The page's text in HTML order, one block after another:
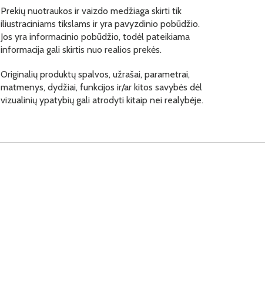
Prekių nuotraukos ir vaizdo medžiaga skirti tik
iliustraciniams tikslams ir yra pavyzdinio pobūdžio.
Jos yra informacinio pobūdžio, todėl pateikiama
informacija gali skirtis nuo realios prekės.
Originalių produktų spalvos, užrašai, parametrai,
matmenys, dydžiai, funkcijos ir/ar kitos savybės dėl
vizualinių ypatybių gali atrodyti kitaip nei realybėje.